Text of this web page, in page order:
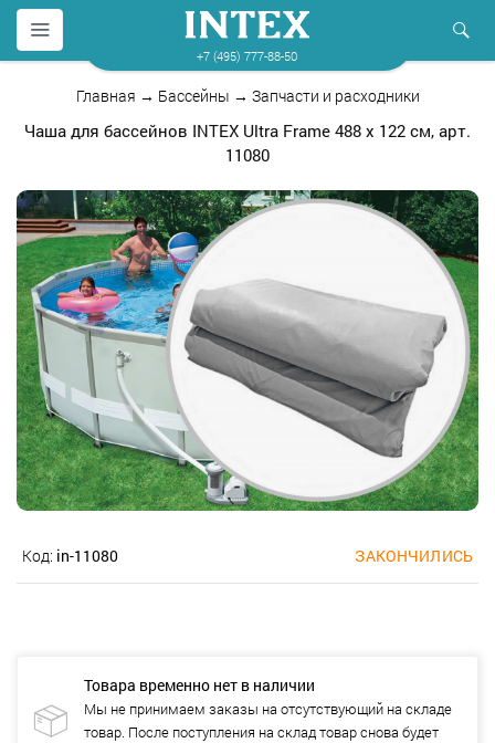
+7 (495) 777-88-50
Главная → Бассейны → Запчасти и расходники
Чаша для бассейнов INTEX Ultra Frame 488 х 122 см, арт.
11080
Код: in-11080 ЗАКОНЧИЛИСЬ
Товара временно нет в наличии
Мы не принимаем заказы на отсутствующий на складе
товар. После поступления на склад товар снова будет